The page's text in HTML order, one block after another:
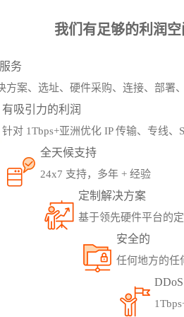
我们有足够的利润
务
方案、选址、硬件采购、连接、部署
有吸引力的利润
针对 1Tbps+亚洲优化 IP 传输、专线
全天候支持
24x7 支持，多年 + 经验
定制解决方案
基于领先硬件平台的
安全的
任何地方的任